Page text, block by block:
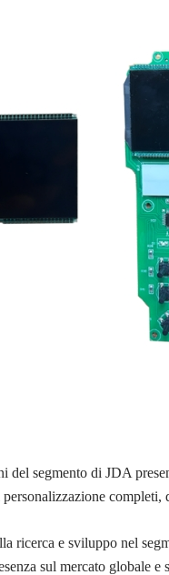
segmento di JDA
ricerca e sviluppo nel
sul mercato